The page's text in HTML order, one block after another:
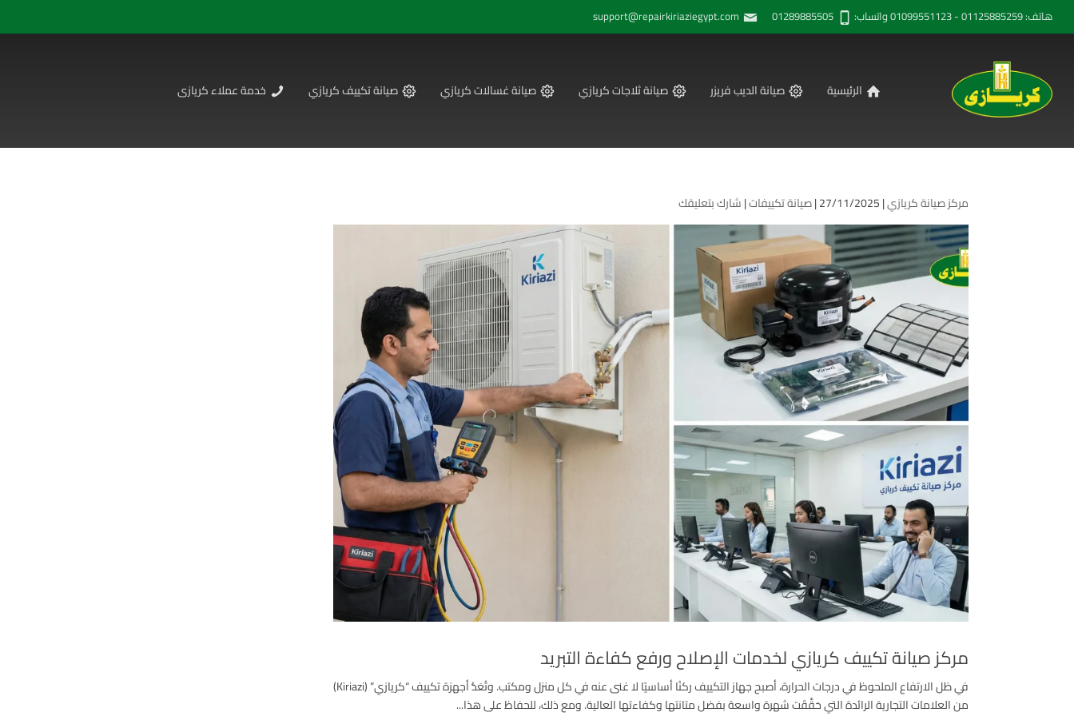
هاتف: 01125885259 - 01099551123 واتساب: 01289885505 support@repairkiriaziegypt.com
الرئيسية صيانة الديب فريزر صيانة ثلاجات كريازي صيانة غسالات كريازي صيانة تكييف كريازي خدمة عملاء كريازى
مركز صيانة كريازي| 27/11/2025 | صيانة تكييفات|شارك بتعليقك
مركز صيانة تكييف كريازي لخدمات الإصلاح ورفع كفاءة التبريد
في ظل الارتفاع الملحوظ في درجات الحرارة، أصبح جهاز التكييف ركنًا أساسيًا لا غنى عنه في كل منزل ومكتب. وتُعَدُّ أجهزة تكييف “كريازي” (Kiriazi)
من العلامات التجارية الرائدة التي حَقَّقَت شهرة واسعة بفضل متانتها وكفاءتها العالية. ومع ذلك، للحفاظ على هذا...